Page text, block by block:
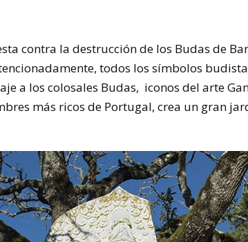
contra la destrucción de los Budas de
todos los símbolos
a los colosales Budas, iconos del arte
más ricos de Portugal, crea un gran